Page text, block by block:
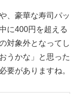
、豪華な寿司パッ
に400円を超える
対象外となってし
うかな」と思った
要がありますね。